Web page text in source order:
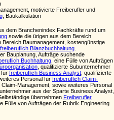
motivierte Freiberufler und
, Baukalkulation
dem Branchenindex Fachkräfte rund um
sowie die ürigen aus dem Bereich
Baumanagement, kostengünstige
freiberuflich Bilanzbuchhaltung
Bauplanung, Aufträge suchende
Buchhaltung , eine Fülle von Aufträgen
, qualifizierte Subunternehmer
für freiberuflich Business Analyst , qualifizierte
Personal für freiberuflich Claim-
Claim-Management, sowie weiteres Personal
aus der Sparte Business Analyst,
übernehmen Freiberufler
Fülle von Aufträgen der Rubrik Engineering